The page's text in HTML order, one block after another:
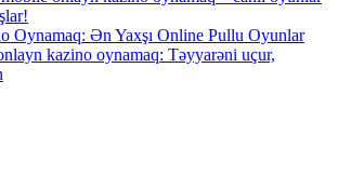
Oynamaq: Ən Yaxşı Online Pullu Oyunlar
kazino oynamaq: Təyyarəni uçur,